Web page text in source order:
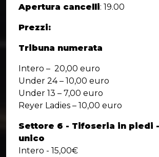
Apertura cancelli: 19.00
Prezzi:
Tribuna numerata
Intero – 20,00 euro
Under 24 – 10,00 euro
Under 13 – 7,00 euro
Reyer Ladies – 10,00 euro
Settore 6 - Tifoseria in piedi
unico
Intero - 15,00€